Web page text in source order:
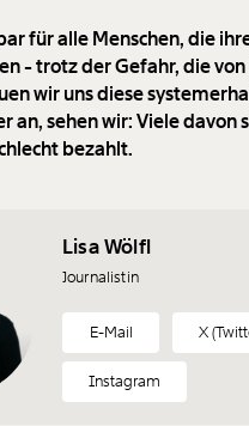
für alle Menschen, die
- trotz der Gefahr, die von
wir uns diese
an, sehen wir: Viele davon
bezahlt.
Lisa Wölfl
Journalistin
E-Mail X
Instagram